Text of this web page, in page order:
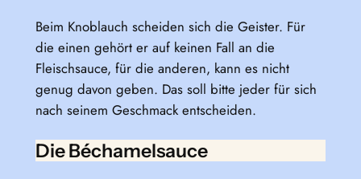
Beim Knoblauch scheiden sich die Geister. Für
die einen gehört er auf keinen Fall an die
Fleischsauce, für die anderen, kann es nicht
genug davon geben. Das soll bitte jeder für sich
nach seinem Geschmack entscheiden.
Die Béchamelsauce